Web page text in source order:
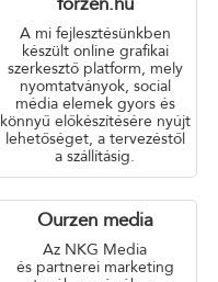
A mi fejlesztésünkben
készült online grafikai
szerkesztő platform, mely
nyomtatványok, social
média elemek gyors és
könnyű előkészítésére nyújt
lehetőséget, a tervezéstől
a szállításig.
Ourzen media
Az NKG Media
és partnerei marketing